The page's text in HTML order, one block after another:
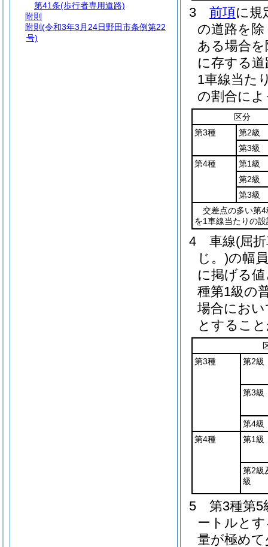
3 前項に規
の道路を除
ある場合
に存する
1車線当た
の割合に
区分
第3種
第2級
第3級
第4種
第1級
第2級
第3級
交差点の多い第
を1車線当たりの
4 車線(屈
じ。)の幅
に掲げる
種第1級の
場合にお
とするこ
第3種
第2級
第3級
第4級
第4種
第1級
第2級
級
5
第3種第5
ートルと
量が極め
第41条(歩行者専用道路)
附則
附則 (令和3年3月24日野田市条例第22
号)